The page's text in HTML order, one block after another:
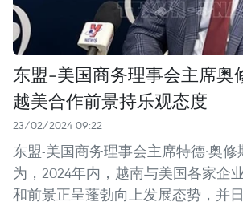
东盟-美国商务理事会主席奥
越美合作前景持乐观态度
23/02/2024 09:22
东盟-美国商务理事会主席特德·奥修
为，2024年内，越南与美国各家企
和前景正呈蓬勃向上发展态势，并